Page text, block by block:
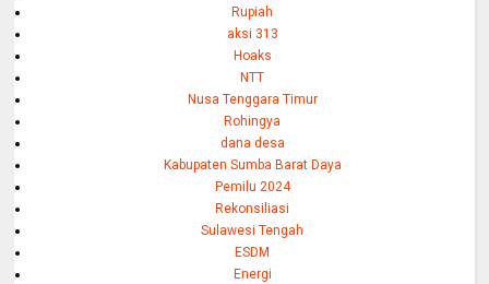
Rupiah
aksi 313
Hoaks
NTT
Nusa Tenggara Timur
Rohingya
dana desa
Kabupaten Sumba Barat Daya
Pemilu 2024
Rekonsiliasi
Sulawesi Tengah
ESDM
Energi